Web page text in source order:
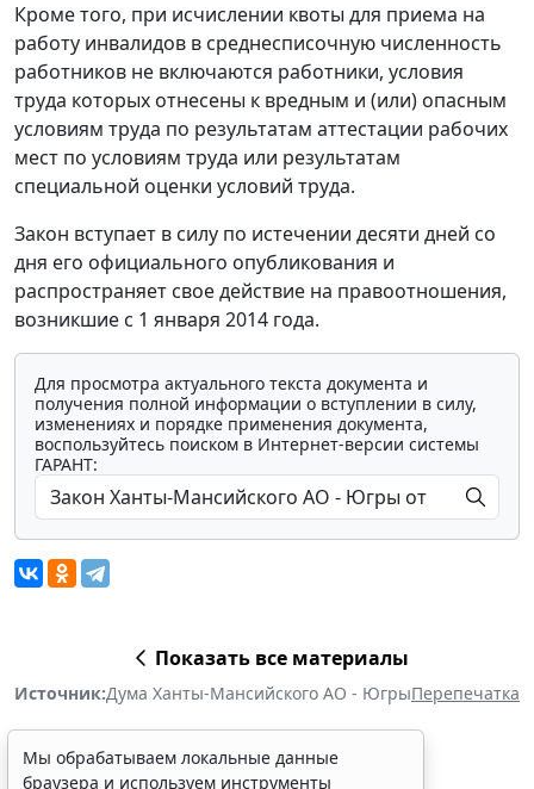
Кроме того, при исчислении квоты для приема на
работу инвалидов в среднесписочную численность
работников не включаются работники, условия
труда которых отнесены к вредным и (или) опасным
условиям труда по результатам аттестации рабочих
мест по условиям труда или результатам
специальной оценки условий труда.
Закон вступает в силу по истечении десяти дней со
дня его официального опубликования и
распространяет свое действие на правоотношения,
возникшие с 1 января 2014 года.
Для просмотра актуального текста документа и
получения полной информации о вступлении в силу,
изменениях и порядке применения документа,
воспользуйтесь поиском в Интернет-версии системы
ГАРАНТ:
Показать все материалы
Источник:Дума Ханты-Мансийского АО - ЮгрыПерепечатка
Мы обрабатываем локальные данные
браузера и используем инструменты